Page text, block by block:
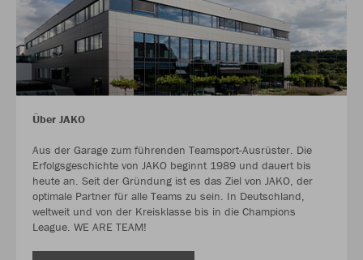
Über JAKO
Aus der Garage zum führenden Teamsport-Ausrüster. Die
Erfolgsgeschichte von JAKO beginnt 1989 und dauert bis
heute an. Seit der Gründung ist es das Ziel von JAKO, der
optimale Partner für alle Teams zu sein. In Deutschland,
weltweit und von der Kreisklasse bis in die Champions
League. WE ARE TEAM!